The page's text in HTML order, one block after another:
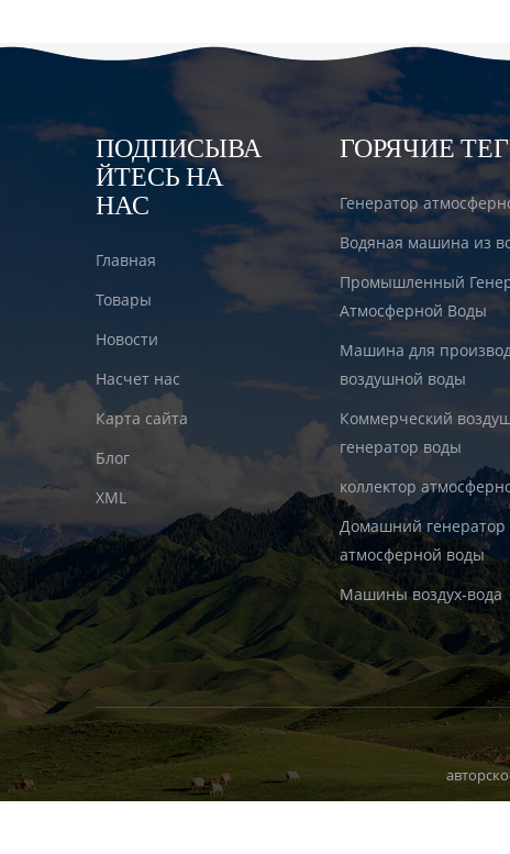
ПОДПИСЫВА
ЙТЕСЬ НА
НАС
Главная
Товары
Новости
Насчет нас
Карта сайта
Блог
XML
ГОРЯЧИЕ
Генератор
Водяная машина из
Промышленный
Атмосферной Воды
Машина для
воздушной воды
Коммерческий
генератор воды
коллектор
Домашний генератор
атмосферной воды
Машины воздух-вода